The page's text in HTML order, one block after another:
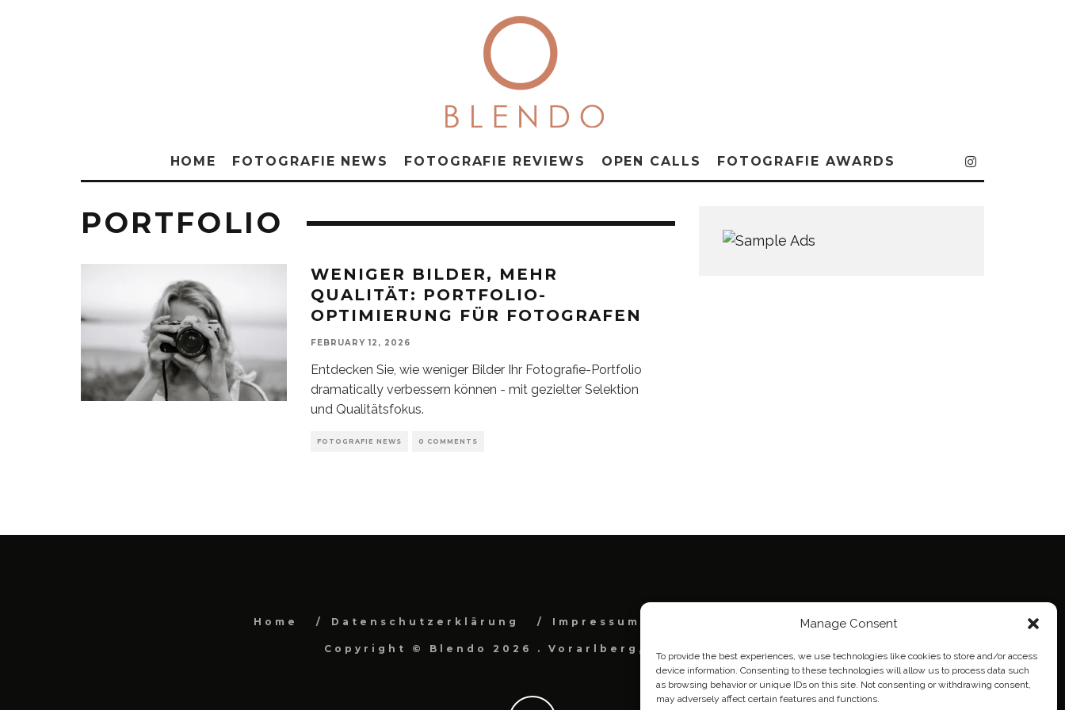
Manage Consent
To provide the best experiences, we use technologies like cookies to store and/or access
device information. Consenting to these technologies will allow us to process data such
as browsing behavior or unique IDs on this site. Not consenting or withdrawing consent,
may adversely affect certain features and functions.
HOME FOTOGRAFIE NEWS FOTOGRAFIE REVIEWS OPEN CALLS FOTOGRAFIE AWARDS
PORTFOLIO
WENIGER BILDER, MEHR
QUALITÄT: PORTFOLIO-
OPTIMIERUNG FÜR FOTOGRAFEN
FEBRUARY 12, 2026
Entdecken Sie, wie weniger Bilder Ihr Fotografie-Portfolio
dramatically verbessern können - mit gezielter Selektion
und Qualitätsfokus.
FOTOGRAFIE NEWS 0 COMMENTS
Home Datenschutzerklärung Impressum Cookie Policy (EU)
Copyright © Blendo 2026 . Vorarlberg, Österreich